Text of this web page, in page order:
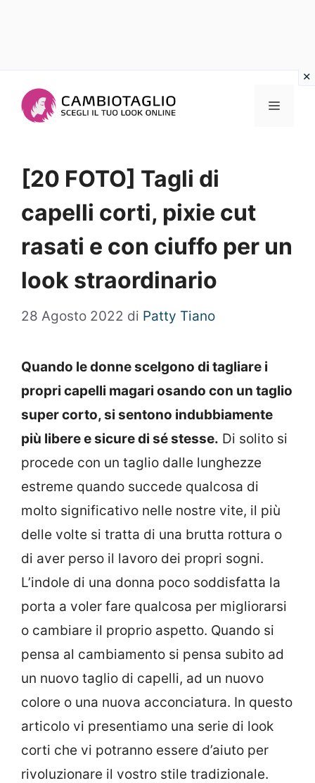
Menu
[20 FOTO] Tagli di
capelli corti, pixie cut
rasati e con ciuffo per un
look straordinario
28 Agosto 2022 di Patty Tiano
Quando le donne scelgono di tagliare i
propri capelli magari osando con un taglio
super corto, si sentono indubbiamente
più libere e sicure di sé stesse. Di solito si
procede con un taglio dalle lunghezze
estreme quando succede qualcosa di
molto significativo nelle nostre vite, il più
delle volte si tratta di una brutta rottura o
di aver perso il lavoro dei propri sogni.
L’indole di una donna poco soddisfatta la
porta a voler fare qualcosa per migliorarsi
o cambiare il proprio aspetto. Quando si
pensa al cambiamento si pensa subito ad
un nuovo taglio di capelli, ad un nuovo
colore o una nuova acconciatura. In questo
articolo vi presentiamo una serie di look
corti che vi potranno essere d’aiuto per
rivoluzionare il vostro stile tradizionale.